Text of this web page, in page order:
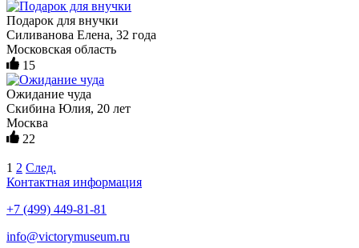
Подарок для внучки
Силиванова Елена, 32 года
Московская область
15
Ожидание чуда
Скибина Юлия, 20 лет
Москва
22
1 2 След.
Контактная информация
+7 (499) 449-81-81
info@victorymuseum.ru